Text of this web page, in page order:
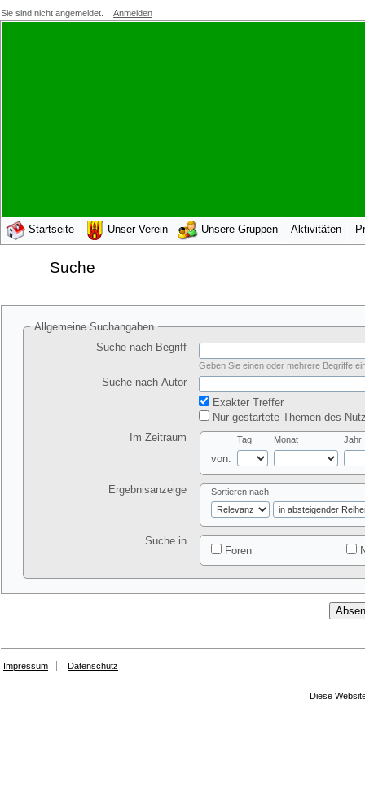
Sie sind nicht angemeldet. Anmelden
Startseite Unser Verein Unsere Gruppen Aktivitäten
Suche
Allgemeine Suchangaben
Suche nach Begriff
Geben Sie einen oder mehrere Begriffe
Suche nach Autor
Exakter Treffer
Nur gestartete Themen des
Im Zeitraum
von:
Tag Monat Jahr
Ergebnisanzeige Sortieren nach
Suche in
Foren
Impressum Datenschutz
Diese